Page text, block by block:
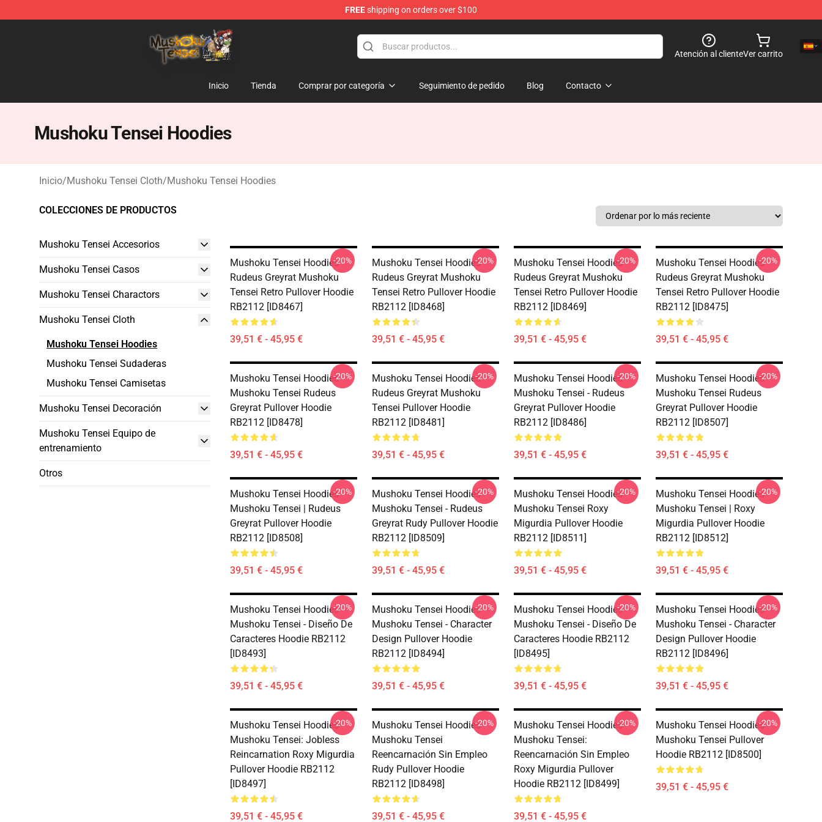
FREEshipping on orders over $100
Mushoku Tensei Store - Official Mushoku Tensei Merchandise Shop
Atención al clienteVer carrito
Inicio Tienda Comprar por categoría Seguimiento de pedido Blog Contacto
Mushoku Tensei Hoodies
Inicio/Mushoku Tensei Cloth/Mushoku Tensei Hoodies
COLECCIONES DE PRODUCTOS
Mushoku Tensei Accesorios
Mushoku Tensei Casos
Mushoku Tensei Charactors
Mushoku Tensei Cloth
Mushoku Tensei Hoodies
Mushoku Tensei Sudaderas
Mushoku Tensei Camisetas
Mushoku Tensei Decoración
Mushoku Tensei Equipo de
entrenamiento
Otros
Mushoku Tensei Hoodies -
Rudeus Greyrat Mushoku
Tensei Retro Pullover Hoodie
RB2112 [ID8467]
39,51 € - 45,95 €
-20%
Mushoku Tensei Hoodies -
Rudeus Greyrat Mushoku
Tensei Retro Pullover Hoodie
RB2112 [ID8468]
39,51 € - 45,95 €
-20%
Mushoku Tensei Hoodies -
Rudeus Greyrat Mushoku
Tensei Retro Pullover Hoodie
RB2112 [ID8469]
39,51 € - 45,95 €
-20%
Mushoku Tensei Hoodies -
Rudeus Greyrat Mushoku
Tensei Retro Pullover Hoodie
RB2112 [ID8475]
39,51 € - 45,95 €
-20%
Mushoku Tensei Hoodies -
Mushoku Tensei Rudeus
Greyrat Pullover Hoodie
RB2112 [ID8478]
39,51 € - 45,95 €
-20%
Mushoku Tensei Hoodies -
Rudeus Greyrat Mushoku
Tensei Pullover Hoodie
RB2112 [ID8481]
39,51 € - 45,95 €
-20%
Mushoku Tensei Hoodies -
Mushoku Tensei - Rudeus
Greyrat Pullover Hoodie
RB2112 [ID8486]
39,51 € - 45,95 €
-20%
Mushoku Tensei Hoodies -
Mushoku Tensei Rudeus
Greyrat Pullover Hoodie
RB2112 [ID8507]
39,51 € - 45,95 €
-20%
Mushoku Tensei Hoodies -
Mushoku Tensei | Rudeus
Greyrat Pullover Hoodie
RB2112 [ID8508]
39,51 € - 45,95 €
-20%
Mushoku Tensei Hoodies -
Mushoku Tensei - Rudeus
Greyrat Rudy Pullover Hoodie
RB2112 [ID8509]
39,51 € - 45,95 €
-20%
Mushoku Tensei Hoodies -
Mushoku Tensei Roxy
Migurdia Pullover Hoodie
RB2112 [ID8511]
39,51 € - 45,95 €
-20%
Mushoku Tensei Hoodies -
Mushoku Tensei | Roxy
Migurdia Pullover Hoodie
RB2112 [ID8512]
39,51 € - 45,95 €
-20%
Mushoku Tensei Hoodies -
Mushoku Tensei - Diseño De
Caracteres Hoodie RB2112
[ID8493]
39,51 € - 45,95 €
-20%
Mushoku Tensei Hoodies -
Mushoku Tensei - Character
Design Pullover Hoodie
RB2112 [ID8494]
39,51 € - 45,95 €
-20%
Mushoku Tensei Hoodies -
Mushoku Tensei - Diseño De
Caracteres Hoodie RB2112
[ID8495]
39,51 € - 45,95 €
-20%
Mushoku Tensei Hoodies -
Mushoku Tensei - Character
Design Pullover Hoodie
RB2112 [ID8496]
39,51 € - 45,95 €
-20%
Mushoku Tensei Hoodies -
Mushoku Tensei: Jobless
Reincarnation Roxy Migurdia
Pullover Hoodie RB2112
[ID8497]
39,51 € - 45,95 €
-20%
Mushoku Tensei Hoodies -
Mushoku Tensei
Reencarnación Sin Empleo
Rudy Pullover Hoodie
RB2112 [ID8498]
39,51 € - 45,95 €
-20%
Mushoku Tensei Hoodies -
Mushoku Tensei:
Reencarnación Sin Empleo
Roxy Migurdia Pullover
Hoodie RB2112 [ID8499]
39,51 € - 45,95 €
-20%
Mushoku Tensei Hoodies -
Mushoku Tensei Pullover
Hoodie RB2112 [ID8500]
39,51 € - 45,95 €
-20%